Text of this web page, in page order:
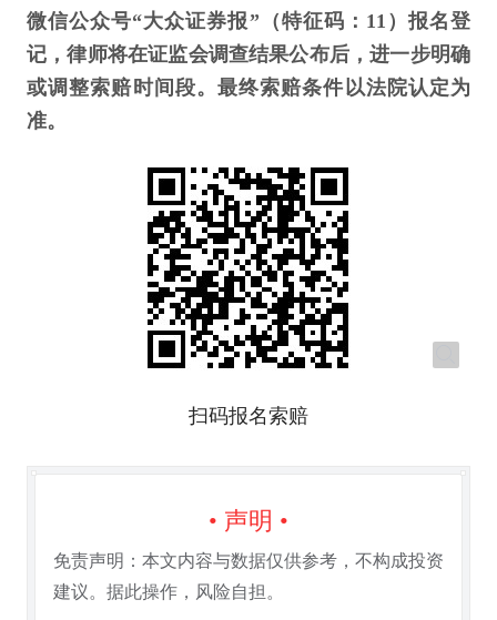
微信公众号“大众证券报”（特征码：11）报名登
记，律师将在证监会调查结果公布后，进一步明确
或调整索赔时间段。最终索赔条件以法院认定为
准。
扫码报名索赔
• 声明 •
免责声明：本文内容与数据仅供参考，不构成投资
建议。据此操作，风险自担。